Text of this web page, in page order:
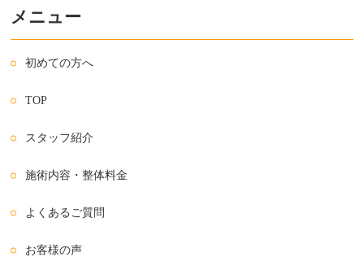
メニュー
初めての方へ
TOP
スタッフ紹介
施術内容・整体料金
よくあるご質問
お客様の声